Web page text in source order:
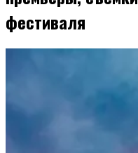
фестиваля